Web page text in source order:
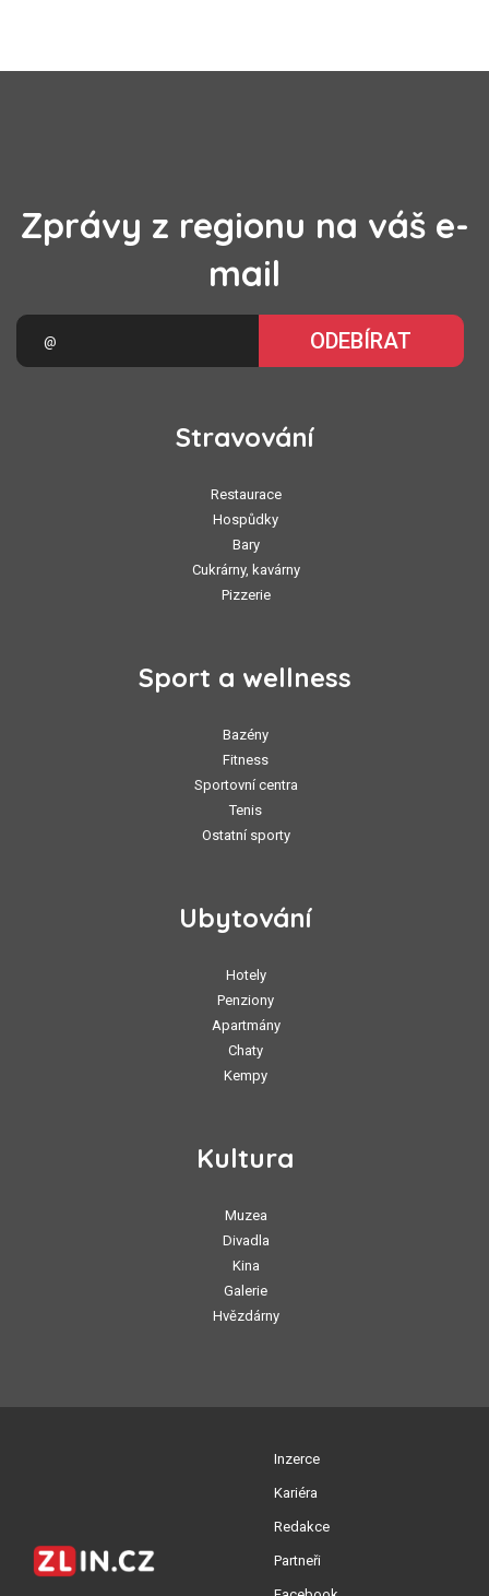
Zprávy z regionu na váš e-
mail
ODEBÍRAT
Stravování
Restaurace
Hospůdky
Bary
Cukrárny, kavárny
Pizzerie
Sport a wellness
Bazény
Fitness
Sportovní centra
Tenis
Ostatní sporty
Ubytování
Hotely
Penziony
Apartmány
Chaty
Kempy
Kultura
Muzea
Divadla
Kina
Galerie
Hvězdárny
Inzerce
Kariéra
Redakce
Partneři